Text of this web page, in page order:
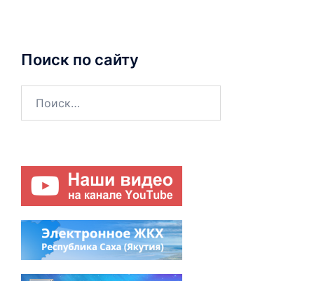
Поиск по сайту